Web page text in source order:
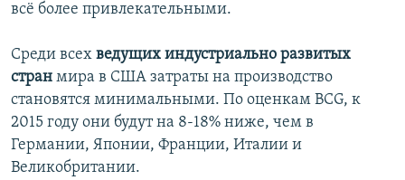
всё более привлекательными.
Среди всех ведущих индустриально развитых
стран мира в США затраты на производство
становятся минимальными. По оценкам BCG, к
2015 году они будут на 8-18% ниже, чем в
Германии, Японии, Франции, Италии и
Великобритании.